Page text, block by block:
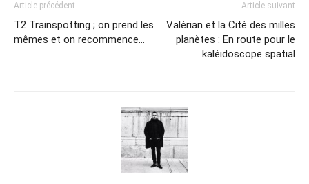
Article précédent
T2 Trainspotting ; on prend les
mêmes et on recommence…
Article suivant
Valérian et la Cité des milles
planètes : En route pour le
kaléidoscope spatial